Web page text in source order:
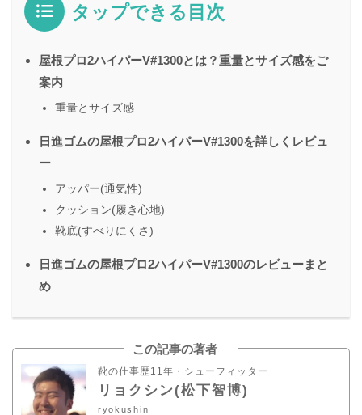
タップできる目次
屋根プロ2ハイパーV#1300とは？重量とサイズ感をご
案内
重量とサイズ感
日進ゴムの屋根プロ2ハイパーV#1300を詳しくレビュ
ー
アッパー(通気性)
クッション(履き心地)
靴底(すべりにくさ)
日進ゴムの屋根プロ2ハイパーV#1300のレビューまと
め
この記事の著者
靴の仕事歴11年・シューフィッター
リョクシン(松下智博)
ryokushin